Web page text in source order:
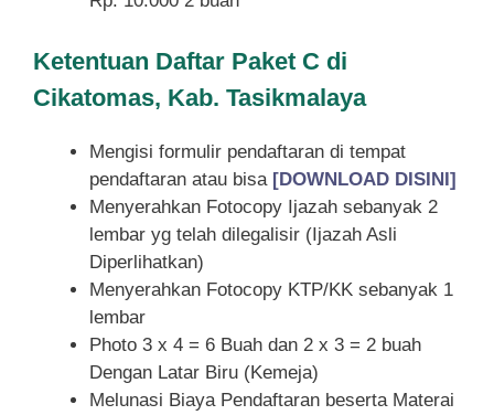
Ketentuan Daftar Paket C di
Cikatomas, Kab. Tasikmalaya
Mengisi formulir pendaftaran di tempat
pendaftaran atau bisa [DOWNLOAD DISINI]
Menyerahkan Fotocopy Ijazah sebanyak 2
lembar yg telah dilegalisir (Ijazah Asli
Diperlihatkan)
Menyerahkan Fotocopy KTP/KK sebanyak 1
lembar
Photo 3 x 4 = 6 Buah dan 2 x 3 = 2 buah
Dengan Latar Biru (Kemeja)
Melunasi Biaya Pendaftaran beserta Materai